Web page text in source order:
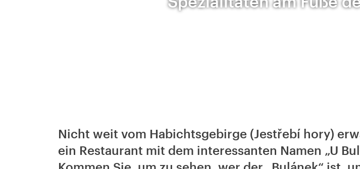
Nicht weit vom Habichtsgebirge (Jestřebí hory)
ein Restaurant mit dem interessanten Namen „U